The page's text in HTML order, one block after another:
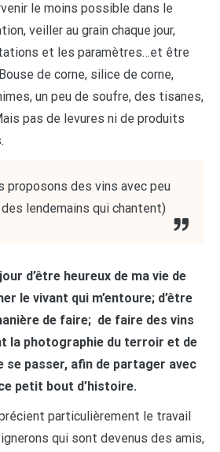
le moins possible dans le
veiller au grain chaque jour,
et les paramètres…et être
de corne, silice de corne,
un peu de soufre, des tisanes,
pas de levures ni de produits
proposons des vins avec peu
lendemains qui chantent)
d’être heureux de ma vie de
le vivant qui m’entoure; d’être
de faire; de faire des vins
la photographie du terroir et de
se passer, afin de partager avec
petit bout d’histoire.
particulièrement le travail
qui sont devenus des amis,